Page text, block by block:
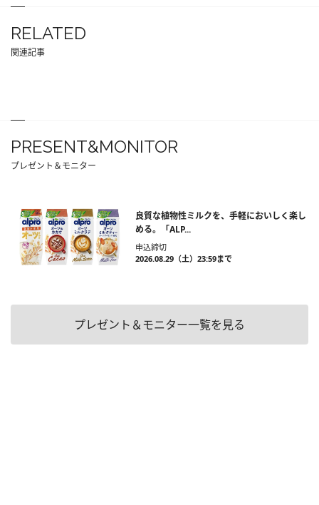
RELATED
関連記事
PRESENT&MONITOR
プレゼント＆モニター
良質な植物性ミルクを、手軽においしく楽し
める。「ALP...
申込締切
2026.08.29（土）23:59まで
プレゼント＆モニター一覧を見る